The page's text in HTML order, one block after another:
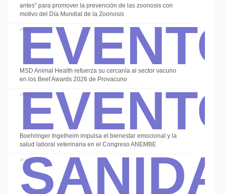
antes” para promover la prevención de las zoonosis con
motivo del Día Mundial de la Zoonosis
30 Jun
MSD Animal Health refuerza su cercanía al sector vacuno
en los Beef Awards 2026 de Provacuno
19 Jun
Boehringer Ingelheim impulsa el bienestar emocional y la
salud laboral veterinaria en el Congreso ANEMBE
15 Jun